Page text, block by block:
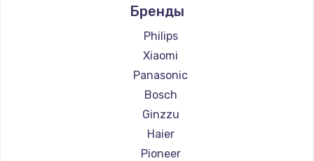
Ремонт парогенераторов DELTA
Ремонт парогенераторов Silter
Ремонт парогенераторов Chayka
Ремонт парогенераторов Beko
Ремонт парогенераторов Vivitek
Ремонт парогенераторов RED solution
Бренды
Philips
Xiaomi
Panasonic
Bosch
Ginzzu
Haier
Pioneer